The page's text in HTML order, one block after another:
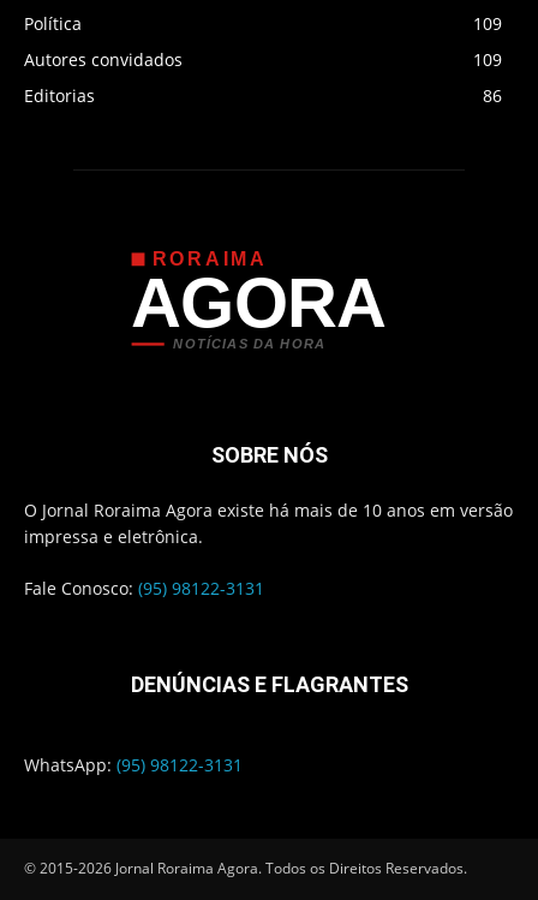
Política
109
Autores convidados
109
Editorias
86
RORAIMA
AGORA
NOTÍCIAS DA HORA
SOBRE NÓS
O Jornal Roraima Agora existe há mais de 10 anos em versão
impressa e eletrônica.
Fale Conosco: (95) 98122-3131
DENÚNCIAS E FLAGRANTES
WhatsApp: (95) 98122-3131
© 2015-2026 Jornal Roraima Agora. Todos os Direitos Reservados.